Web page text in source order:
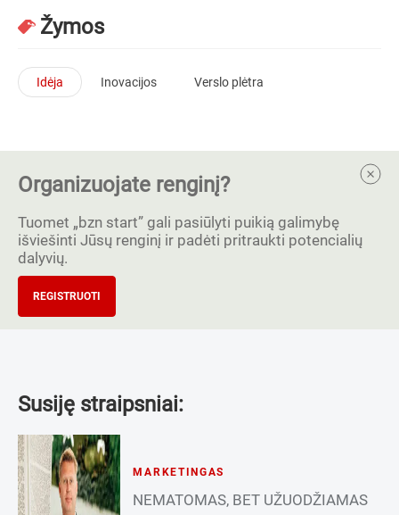
Žymos
Idėja Inovacijos Verslo plėtra
Organizuojate renginį?
Tuomet „bzn start” gali pasiūlyti puikią galimybę
išviešinti Jūsų renginį ir padėti pritraukti potencialių
dalyvių.
REGISTRUOTI
Susiję straipsniai:
MARKETINGAS
NEMATOMAS, BET UŽUODŽIAMAS